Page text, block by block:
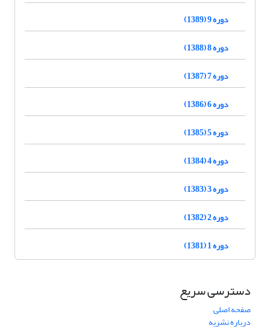
دوره 9 (1389)
دوره 8 (1388)
دوره 7 (1387)
دوره 6 (1386)
دوره 5 (1385)
دوره 4 (1384)
دوره 3 (1383)
دوره 2 (1382)
دوره 1 (1381)
دسترسی سریع
صفحه اصلی
درباره نشریه